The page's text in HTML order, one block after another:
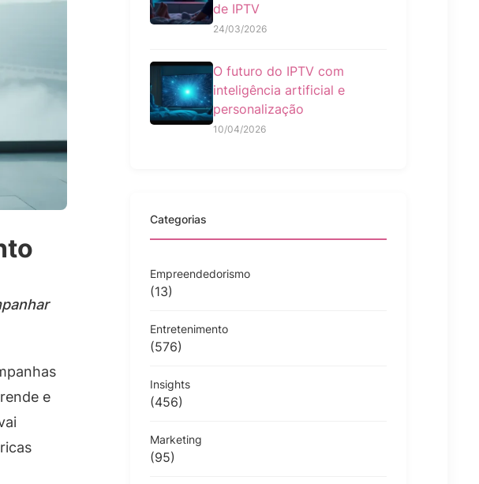
e
de IPTV
24/03/2026
O futuro do IPTV com
inteligência artificial e
personalização
10/04/2026
Categorias
Empreendedorismo
(13)
Entretenimento
(576)
Insights
(456)
Marketing
(95)